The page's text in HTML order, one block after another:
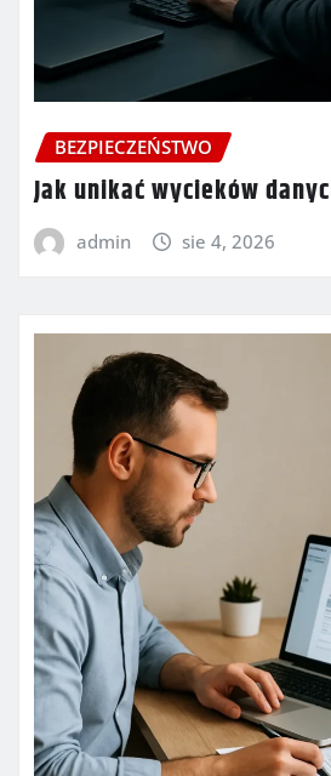
BEZPIECZEŃSTWO
Jak unikać wycieków
admin sie 4, 2026